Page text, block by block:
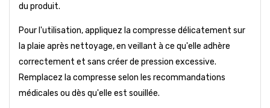
du produit.
Pour l'utilisation, appliquez la compresse délicatement sur
la plaie après nettoyage, en veillant à ce qu'elle adhère
correctement et sans créer de pression excessive.
Remplacez la compresse selon les recommandations
médicales ou dès qu'elle est souillée.